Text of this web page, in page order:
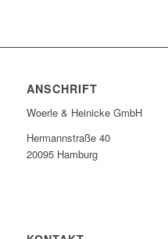
ANSCHRIFT
Woerle & Heinicke GmbH
Hermannstraße 40
20095 Hamburg